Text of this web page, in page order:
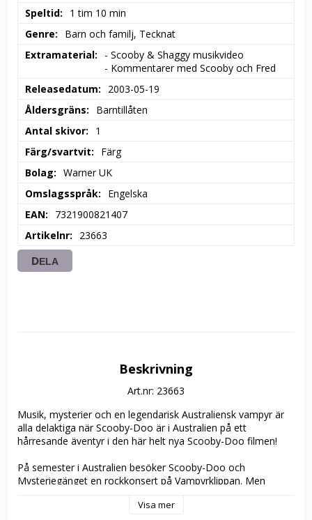
Speltid
1 tim 10 min
Genre
Barn och familj, Tecknat
Extramaterial
- Scooby & Shaggy musikvideo
- Kommentarer med Scooby och Fred
Releasedatum
2003-05-19
Åldersgräns
Barntillåten
Antal skivor
1
Färg/svartvit
Färg
Bolag
Warner UK
Omslagsspråk
Engelska
EAN
7321900821407
Artikelnr
23663
DELA
Beskrivning
Art.nr: 23663
Musik, mysterier och en legendarisk Australiensk vampyr är
alla delaktiga när Scooby-Doo är i Australien på ett
hårresande äventyr i den här helt nya Scooby-Doo filmen!
På semester i Australien besöker Scooby-Doo och
Mysteriegänget en rockkonsert på Vampyrklippan. Men
Australiensk varelse vid namnet Yowie Yahoo kidnappar
Visa mer